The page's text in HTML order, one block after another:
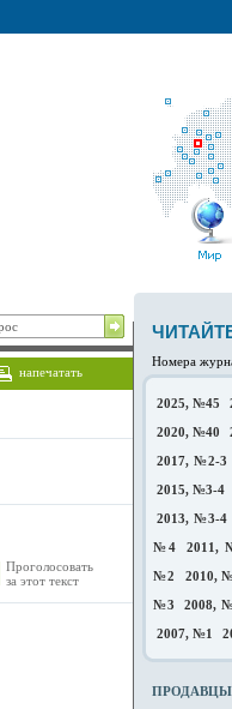
напечатать
Проголосовать
за этот текст
Номера
2025, №45
2020, №40
2017, №2-3
2015, №3-4
2013, №3-4
№4
2011,
№2
2010,
№3
2008,
2007, №1
ПРОДАВЦЫ